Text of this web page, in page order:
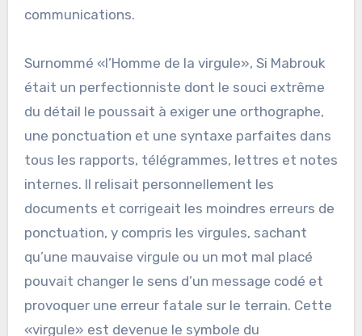
communications.
Surnommé «l’Homme de la virgule», Si Mabrouk
était un perfectionniste dont le souci extrême
du détail le poussait à exiger une orthographe,
une ponctuation et une syntaxe parfaites dans
tous les rapports, télégrammes, lettres et notes
internes. Il relisait personnellement les
documents et corrigeait les moindres erreurs de
ponctuation, y compris les virgules, sachant
qu’une mauvaise virgule ou un mot mal placé
pouvait changer le sens d’un message codé et
provoquer une erreur fatale sur le terrain. Cette
«virgule» est devenue le symbole du